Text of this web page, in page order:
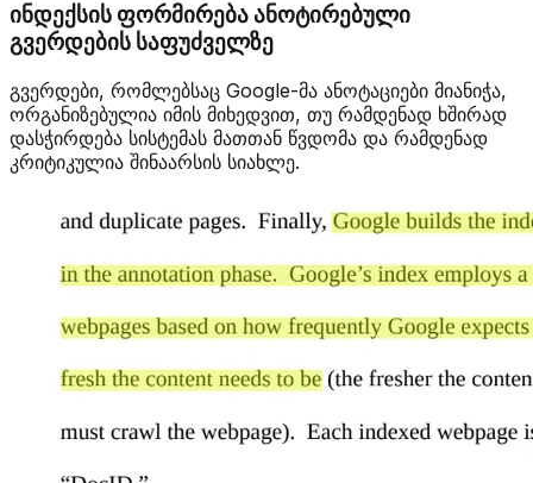
ინდექსის ფორმირება ანოტირებული
გვერდების საფუძველზე
გვერდები, რომლებსაც Google-მა ანოტაციები მიანიჭა,
ორგანიზებულია იმის მიხედვით, თუ რამდენად ხშირად
დასჭირდება სისტემას მათთან წვდომა და რამდენად
კრიტიკულია შინაარსის სიახლე.